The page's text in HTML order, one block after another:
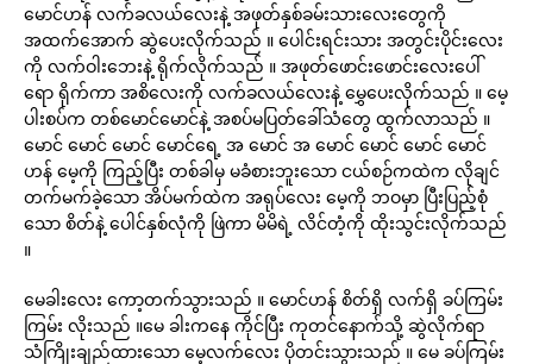
မောင်ဟန် လက်ခလယ်လေးနဲ့ အဖုတ်နှစ်ခမ်းသားလေးတွေကို
အထက်အောက် ဆွဲပေးလိုက်သည် ။ ပေါင်းရင်းသား အတွင်းပိုင်းလေး
ကို လက်ဝါးဘေးနဲ့ ရိုက်လိုက်သည် ။ အဖုတ်ဖောင်းဖောင်းလေးပေါ်
ရော ရိုက်ကာ အစိလေးကို လက်ခလယ်လေးနဲ့ မွှေပေးလိုက်သည် ။ မေ့
ပါးစပ်က တစ်မောင်မောင်နဲ့ အစပ်မပြတ်ခေါ်သံတွေ ထွက်လာသည် ။
မောင် မောင် မောင် မောင်ရေ့ အ မောင် အ မောင် မောင် မောင် မောင်
ဟန် မေ့ကို ကြည့်ပြီး တစ်ခါမှ မခံစားဘူးသော ငယ်စဉ်ကထဲက လိုချင်
တက်မက်ခဲ့သော အိပ်မက်ထဲက အရုပ်လေး မေ့ကို ဘဝမှာ ပြီးပြည့်စုံ
သော စိတ်နဲ့ ပေါင်နှစ်လုံကို ဖြဲကာ မိမိရဲ့ လိင်တံ့ကို ထိုးသွင်းလိုက်သည်
။
မေခါးလေး ကော့တက်သွားသည် ။ မောင်ဟန် စိတ်ရှိ လက်ရှိ ခပ်ကြမ်း
ကြမ်း လိုးသည် ။မေ ခါးကနေ ကိုင်ပြီး ကုတင်နောက်သို့ ဆွဲလိုက်ရာ
သံကြိုးချည်ထားသော မေ့လက်လေး ပိုတင်းသွားသည် ။ မေ ခပ်ကြမ်း